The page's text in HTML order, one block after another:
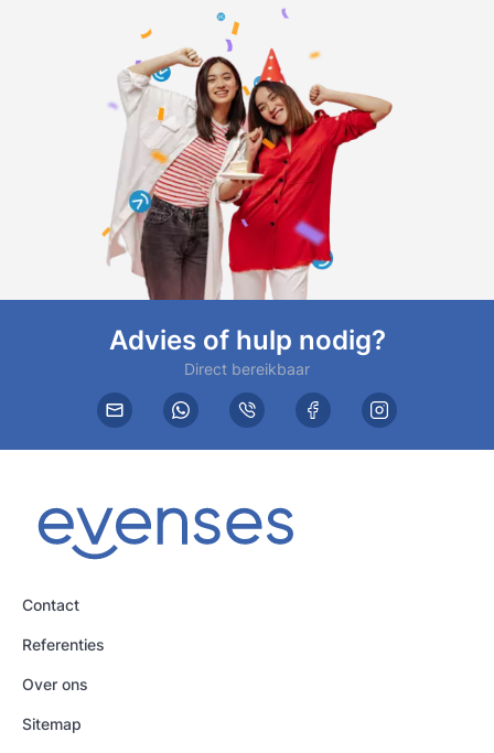
Advies of hulp nodig?
Direct bereikbaar
Contact
Referenties
Over ons
Sitemap